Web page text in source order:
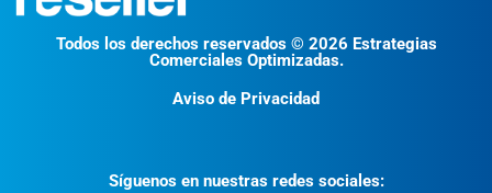
Todos los derechos reservados © 2026 Estrategias
Comerciales Optimizadas.
Aviso de Privacidad
Síguenos en nuestras redes sociales: